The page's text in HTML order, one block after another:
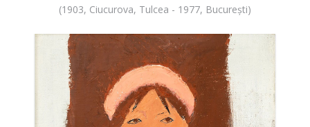
(1903, Ciucurova, Tulcea - 1977, București)